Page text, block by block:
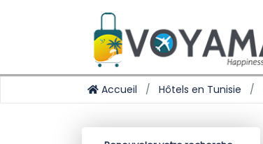
Accueil Hôtels en Tunisie